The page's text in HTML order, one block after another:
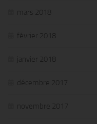
mars 2018
février 2018
janvier 2018
décembre 2017
novembre 2017